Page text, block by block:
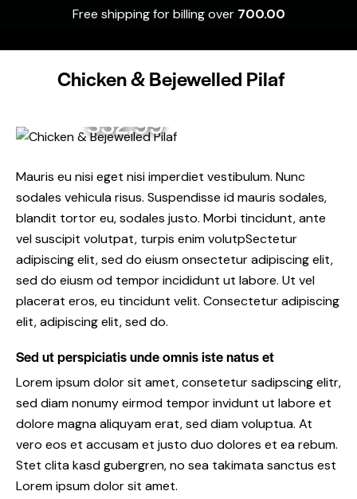
Chicken & Bejewelled Pilaf
$32.99
Mauris eu nisi eget nisi imperdiet vestibulum. Nunc
sodales vehicula risus. Suspendisse id mauris sodales,
blandit tortor eu, sodales justo. Morbi tincidunt, ante
vel suscipit volutpat, turpis enim volutpSectetur
adipiscing elit, sed do eiusm onsectetur adipiscing elit,
sed do eiusm od tempor incididunt ut labore. Ut vel
placerat eros, eu tincidunt velit. Consectetur adipiscing
elit, adipiscing elit, sed do.
Sed ut perspiciatis unde omnis iste natus et
Lorem ipsum dolor sit amet, consetetur sadipscing elitr,
sed diam nonumy eirmod tempor invidunt ut labore et
dolore magna aliquyam erat, sed diam voluptua. At
vero eos et accusam et justo duo dolores et ea rebum.
Stet clita kasd gubergren, no sea takimata sanctus est
Lorem ipsum dolor sit amet.
Free shipping for billing over 700.00